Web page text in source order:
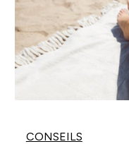
CONSEILS